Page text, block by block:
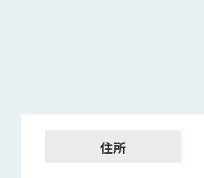
住所